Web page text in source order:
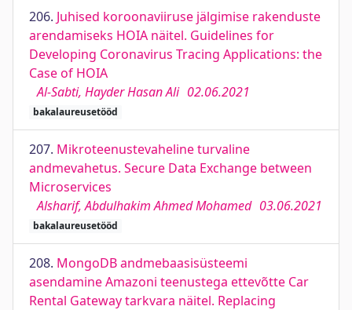
206. Juhised koroonaviiruse jälgimise rakenduste
arendamiseks HOIA näitel. Guidelines for
Developing Coronavirus Tracing Applications: the
Case of HOIA
Al-Sabti, Hayder Hasan Ali 02.06.2021
bakalaureusetööd
207. Mikroteenustevaheline turvaline
andmevahetus. Secure Data Exchange between
Microservices
Alsharif, Abdulhakim Ahmed Mohamed 03.06.2021
bakalaureusetööd
208. MongoDB andmebaasisüsteemi
asendamine Amazoni teenustega ettevõtte Car
Rental Gateway tarkvara näitel. Replacing